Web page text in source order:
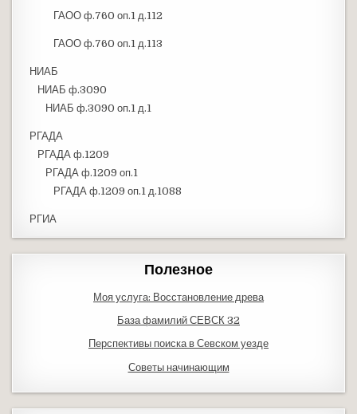
ГАОО ф.760 оп.1 д.112
ГАОО ф.760 оп.1 д.113
НИАБ
НИАБ ф.3090
НИАБ ф.3090 оп.1 д.1
РГАДА
РГАДА ф.1209
РГАДА ф.1209 оп.1
РГАДА ф.1209 оп.1 д.1088
РГИА
Полезное
Моя услуга: Восстановление древа
База фамилий СЕВСК 32
Перспективы поиска в Севском уезде
Советы начинающим